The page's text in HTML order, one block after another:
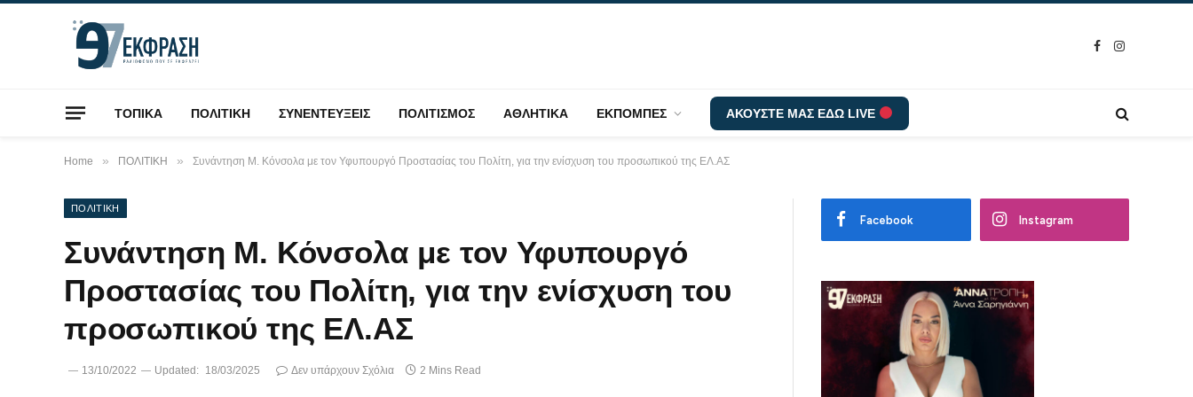
Facebook
Instagram
ΤΟΠΙΚΑ ΠΟΛΙΤΙΚΗ ΣΥΝΕΝΤΕΥΞΕΙΣ ΠΟΛΙΤΙΣΜΟΣ ΑΘΛΗΤΙΚΑ ΕΚΠΟΜΠΕΣ ΑΚΟΥΣΤΕ ΜΑΣ ΕΔΩ LIVE
Home » ΠΟΛΙΤΙΚΗ » Συνάντηση Μ. Κόνσολα με τον Υφυπουργό Προστασίας του Πολίτη, για την ενίσχυση του προσωπικού της ΕΛ.ΑΣ
ΠΟΛΙΤΙΚΗ
Συνάντηση Μ. Κόνσολα με τον Υφυπουργό
Προστασίας του Πολίτη, για την ενίσχυση του
προσωπικού της ΕΛ.ΑΣ
13/10/2022 Updated: 18/03/2025 Δεν υπάρχουν Σχόλια 2 Mins Read
Facebook Instagram